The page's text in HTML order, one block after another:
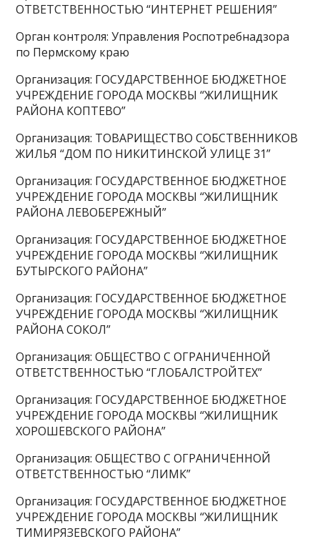
ОТВЕТСТВЕННОСТЬЮ “ИНТЕРНЕТ РЕШЕНИЯ”
Орган контроля: Управления Роспотребнадзора
по Пермскому краю
Организация: ГОСУДАРСТВЕННОЕ БЮДЖЕТНОЕ
УЧРЕЖДЕНИЕ ГОРОДА МОСКВЫ “ЖИЛИЩНИК
РАЙОНА КОПТЕВО”
Организация: ТОВАРИЩЕСТВО СОБСТВЕННИКОВ
ЖИЛЬЯ “ДОМ ПО НИКИТИНСКОЙ УЛИЦЕ 31”
Организация: ГОСУДАРСТВЕННОЕ БЮДЖЕТНОЕ
УЧРЕЖДЕНИЕ ГОРОДА МОСКВЫ “ЖИЛИЩНИК
РАЙОНА ЛЕВОБЕРЕЖНЫЙ”
Организация: ГОСУДАРСТВЕННОЕ БЮДЖЕТНОЕ
УЧРЕЖДЕНИЕ ГОРОДА МОСКВЫ “ЖИЛИЩНИК
БУТЫРСКОГО РАЙОНА”
Организация: ГОСУДАРСТВЕННОЕ БЮДЖЕТНОЕ
УЧРЕЖДЕНИЕ ГОРОДА МОСКВЫ “ЖИЛИЩНИК
РАЙОНА СОКОЛ”
Организация: ОБЩЕСТВО С ОГРАНИЧЕННОЙ
ОТВЕТСТВЕННОСТЬЮ “ГЛОБАЛСТРОЙТЕХ”
Организация: ГОСУДАРСТВЕННОЕ БЮДЖЕТНОЕ
УЧРЕЖДЕНИЕ ГОРОДА МОСКВЫ “ЖИЛИЩНИК
ХОРОШЕВСКОГО РАЙОНА”
Организация: ОБЩЕСТВО С ОГРАНИЧЕННОЙ
ОТВЕТСТВЕННОСТЬЮ “ЛИМК”
Организация: ГОСУДАРСТВЕННОЕ БЮДЖЕТНОЕ
УЧРЕЖДЕНИЕ ГОРОДА МОСКВЫ “ЖИЛИЩНИК
ТИМИРЯЗЕВСКОГО РАЙОНА”